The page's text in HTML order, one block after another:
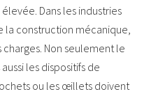
Dans les industries
la construction mécanique,
Non seulement le
les dispositifs de
ou les œillets doivent